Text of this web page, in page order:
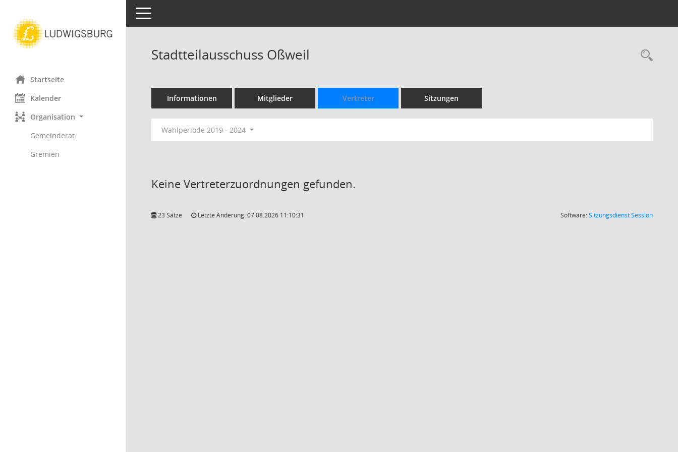
Startseite
Kalender
Organisation
Gemeinderat
Gremien
Toggle navigation
Stadtteilausschuss Oßweil
Informationen Mitglieder Vertreter Sitzungen
Wahlperiode 2019 - 2024
Keine Vertreterzuordnungen gefunden.
23 Sätze Letzte Änderung: 07.08.2026 11:10:31 Software:SitzungsdienstSession(Wird in